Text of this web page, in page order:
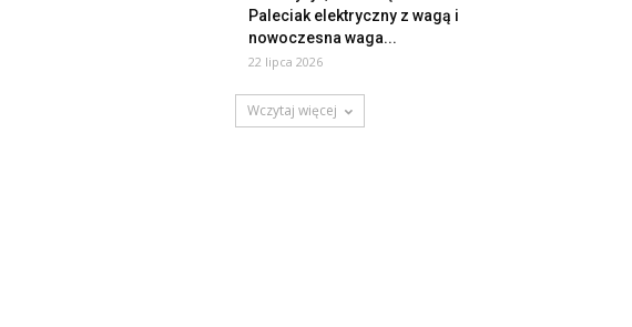
Paleciak elektryczny z wagą i
nowoczesna waga...
22 lipca 2026
Wczytaj więcej